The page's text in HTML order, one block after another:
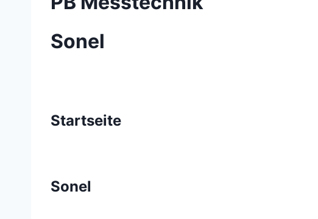
Sonel
Startseite
Sonel